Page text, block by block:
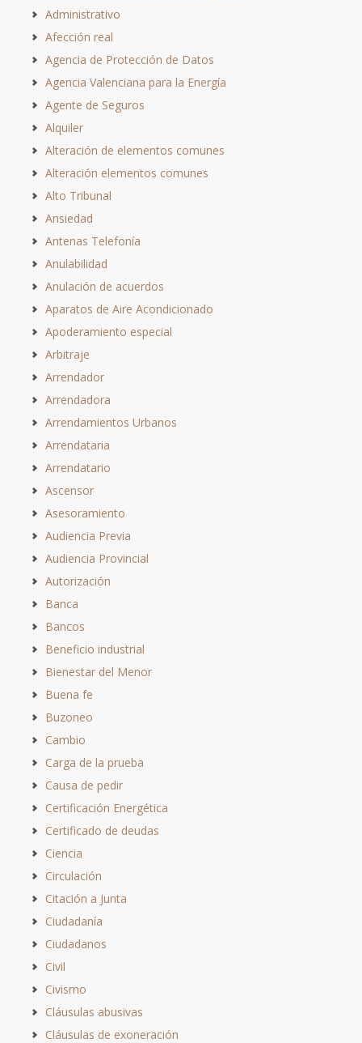
Administrativo
Afección real
Agencia de Protección de Datos
Agencia Valenciana para la Energía
Agente de Seguros
Alquiler
Alteración de elementos comunes
Alteración elementos comunes
Alto Tribunal
Ansiedad
Antenas Telefonía
Anulabilidad
Anulación de acuerdos
Aparatos de Aire Acondicionado
Apoderamiento especial
Arbitraje
Arrendador
Arrendadora
Arrendamientos Urbanos
Arrendataria
Arrendatario
Ascensor
Asesoramiento
Audiencia Previa
Audiencia Provincial
Autorización
Banca
Bancos
Beneficio industrial
Bienestar del Menor
Buena fe
Buzoneo
Cambio
Carga de la prueba
Causa de pedir
Certificación Energética
Certificado de deudas
Ciencia
Circulación
Citación a Junta
Ciudadanía
Ciudadanos
Civil
Civismo
Cláusulas abusivas
Cláusulas de exoneración